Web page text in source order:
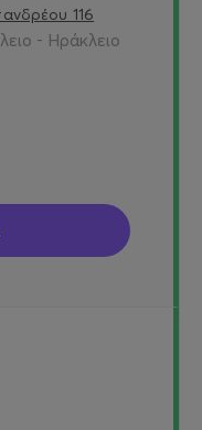
116
- Ηράκλειο